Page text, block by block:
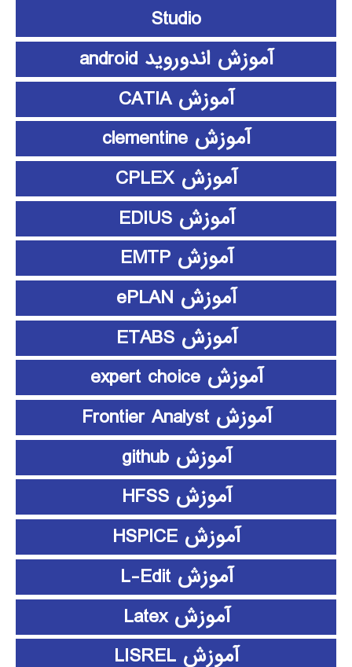
Studio
آموزش اندوروید android
آموزش CATIA
آموزش clementine
آموزش CPLEX
آموزش EDIUS
آموزش EMTP
آموزش ePLAN
آموزش ETABS
آموزش expert choice
آموزش Frontier Analyst
آموزش github
آموزش HFSS
آموزش HSPICE
آموزش L-Edit
آموزش Latex
آموزش LISREL